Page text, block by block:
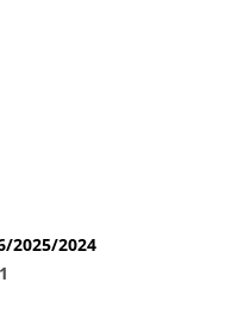
2025/2024